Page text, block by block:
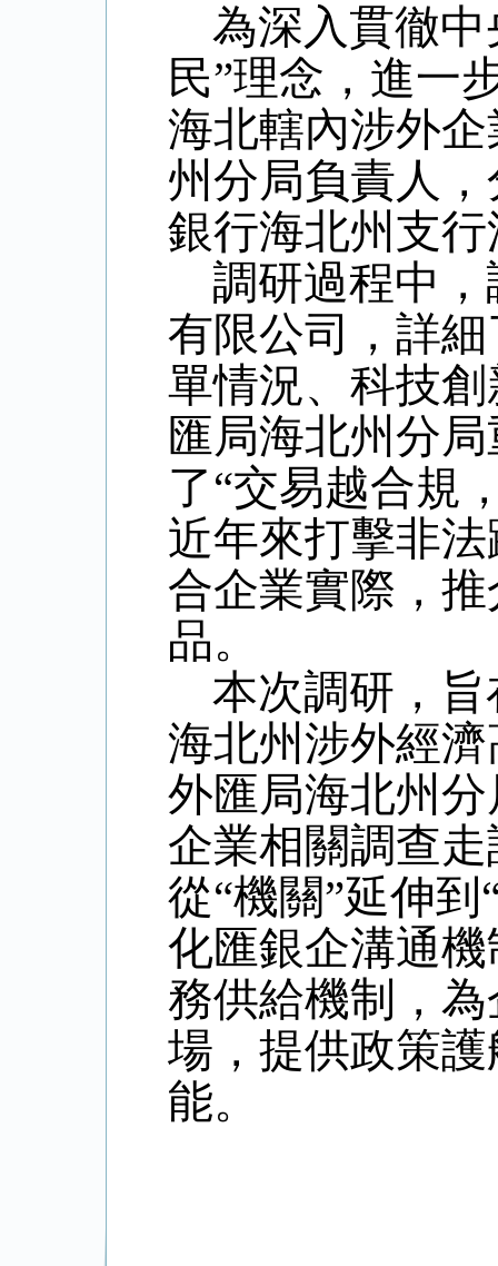
為深入貫徹
民”理念，進一
海北轄內涉外
州分局負責人
銀行海北州支
調研過程中
有限公司，詳
單情況、科技
匯局海北州分
了“交易越合規
近年來打擊非
合企業實際，
品。
本次調研，
海北州涉外經
外匯局海北州
企業相關調查
從“機關”延伸
化匯銀企溝通
務供給機制，
場，提供政策
能。